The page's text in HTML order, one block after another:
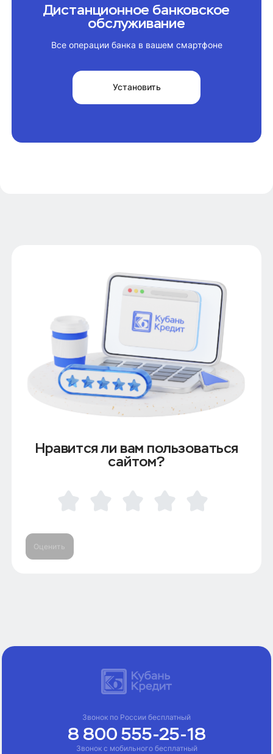
Дистанционное банковское
обслуживание
Все операции банка в вашем смартфоне
Установить
Нравится ли вам пользоваться
сайтом?
Оценить
Звонок с мобильного бесплатный
Звонок по России бесплатный
8 800 555-25-18